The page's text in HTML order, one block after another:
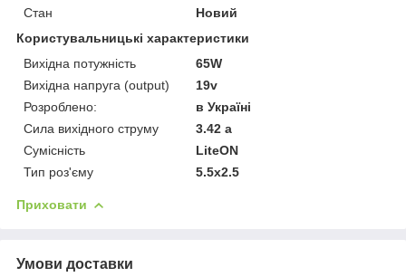
Стан
Новий
Користувальницькі характеристики
Вихідна потужність
65W
Вихідна напруга (output)
19v
Розроблено:
в Україні
Сила вихідного струму
3.42 a
Сумісність
LiteON
Тип роз'єму
5.5x2.5
Приховати
Умови доставки